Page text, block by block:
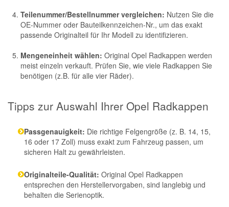
Teilenummer/Bestellnummer vergleichen: Nutzen Sie die
OE-Nummer oder Bauteilkennzeichen-Nr., um das exakt
passende Originalteil für Ihr Modell zu identifizieren.
Mengeneinheit wählen: Original Opel Radkappen werden
meist einzeln verkauft. Prüfen Sie, wie viele Radkappen Sie
benötigen (z.B. für alle vier Räder).
Tipps zur Auswahl Ihrer Opel Radkappen
Passgenauigkeit: Die richtige Felgengröße (z. B. 14, 15,
16 oder 17 Zoll) muss exakt zum Fahrzeug passen, um
sicheren Halt zu gewährleisten.
Originalteile-Qualität: Original Opel Radkappen
entsprechen den Herstellervorgaben, sind langlebig und
behalten die Serienoptik.